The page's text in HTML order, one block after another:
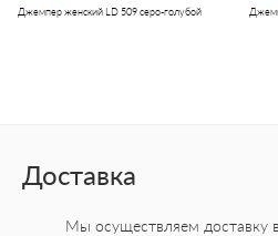
Джемпер женский LD 509 серо-голубой
Доставка
Мы осуществляем доставку